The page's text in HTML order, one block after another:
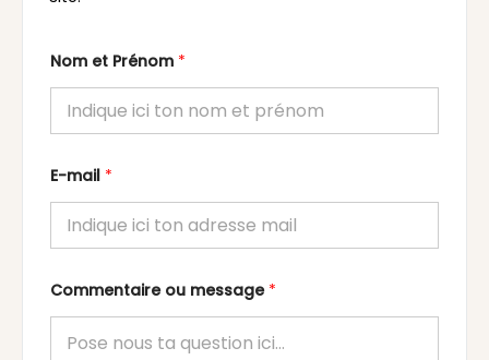
Nom et Prénom *
E-mail *
Commentaire ou message *